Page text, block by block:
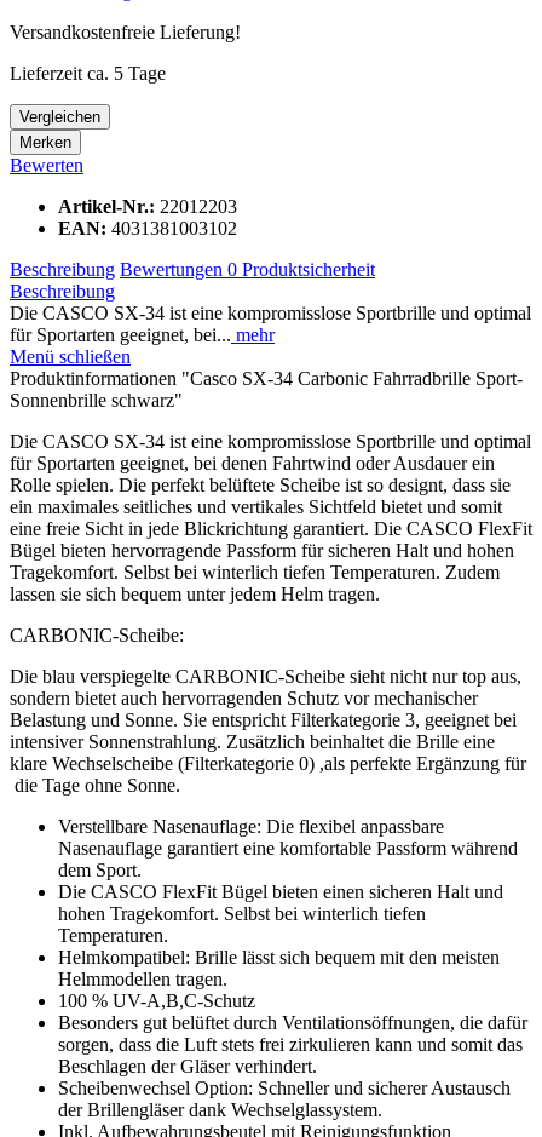
Versandkostenfreie Lieferung!
Lieferzeit ca. 5 Tage
Vergleichen
Merken
Bewerten
Artikel-Nr.: 22012203
EAN: 4031381003102
Beschreibung Bewertungen 0 Produktsicherheit
Beschreibung
Die CASCO SX-34 ist eine kompromisslose Sportbrille und optimal
für Sportarten geeignet, bei... mehr
Menü schließen
Produktinformationen "Casco SX-34 Carbonic Fahrradbrille Sport-
Sonnenbrille schwarz"
Die CASCO SX-34 ist eine kompromisslose Sportbrille und optimal
für Sportarten geeignet, bei denen Fahrtwind oder Ausdauer ein
Rolle spielen. Die perfekt belüftete Scheibe ist so designt, dass sie
ein maximales seitliches und vertikales Sichtfeld bietet und somit
eine freie Sicht in jede Blickrichtung garantiert. Die CASCO FlexFit
Bügel bieten hervorragende Passform für sicheren Halt und hohen
Tragekomfort. Selbst bei winterlich tiefen Temperaturen. Zudem
lassen sie sich bequem unter jedem Helm tragen.
CARBONIC-Scheibe:
Die blau verspiegelte CARBONIC-Scheibe sieht nicht nur top aus,
sondern bietet auch hervorragenden Schutz vor mechanischer
Belastung und Sonne. Sie entspricht Filterkategorie 3, geeignet bei
intensiver Sonnenstrahlung. Zusätzlich beinhaltet die Brille eine
klare Wechselscheibe (Filterkategorie 0) ,als perfekte Ergänzung für
die Tage ohne Sonne.
Verstellbare Nasenauflage: Die flexibel anpassbare
Nasenauflage garantiert eine komfortable Passform während
dem Sport.
Die CASCO FlexFit Bügel bieten einen sicheren Halt und
hohen Tragekomfort. Selbst bei winterlich tiefen
Temperaturen.
Helmkompatibel: Brille lässt sich bequem mit den meisten
Helmmodellen tragen.
100 % UV-A,B,C-Schutz
Besonders gut belüftet durch Ventilationsöffnungen, die dafür
sorgen, dass die Luft stets frei zirkulieren kann und somit das
Beschlagen der Gläser verhindert.
Scheibenwechsel Option: Schneller und sicherer Austausch
der Brillengläser dank Wechselglassystem.
Inkl. Aufbewahrungsbeutel mit Reinigungsfunktion